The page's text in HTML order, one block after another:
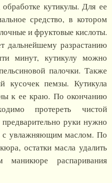
кутикулы. Для ее
средство, в котором
и фруктовые кислоты.
дальнейшему разрастанию
минут, кутикулу можно
палочки. Также
кусочек пемзы. Кутикула
к ее краю. По окончанию
протереть чистой
руки нужно
с увлажняющим маслом. По
остатки масла удалить
маникюре распаривания